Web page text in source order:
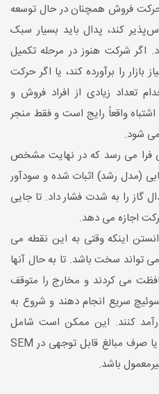
فروش همچنان در حال توسعه
کند، پدال باید بسیار سبک
اگر شرکت هنوز در مرحله تکمیل
را برآورده کند، یا اگر حرکت
تعداد زیادی از افراد فروش و
اشتباه واقعاً رایج است و فقط منجر
شود.
فرا می رسد که در نهایت مشخص
(مدل رشد) اثبات شده و سودآور
گاز را به شدت فشار داد. تا جایی
اجازه می دهد.
اینکه وقتی به این نقطه می
تواند سخت باشد. تا به حال آنها
می کردند و مخارج را متوقف
سریع انجام دهند و شروع به
کنند. این ممکن است شامل
استخدام چندین فروشنده در ماه یا صرف مبالغ قابل توجهی در SEM
باشد.